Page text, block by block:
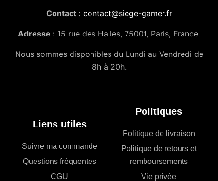
Contact : contact@siege-gamer.fr
Adresse : 15 rue des Halles, 75001, Paris, France.
Nous sommes disponibles du Lundi au Vendredi de
8h à 20h.
Liens utiles
Suivre ma commande
Questions fréquentes
CGU
Politiques
Politique de livraison
Politique de retours et
remboursements
Vie privée